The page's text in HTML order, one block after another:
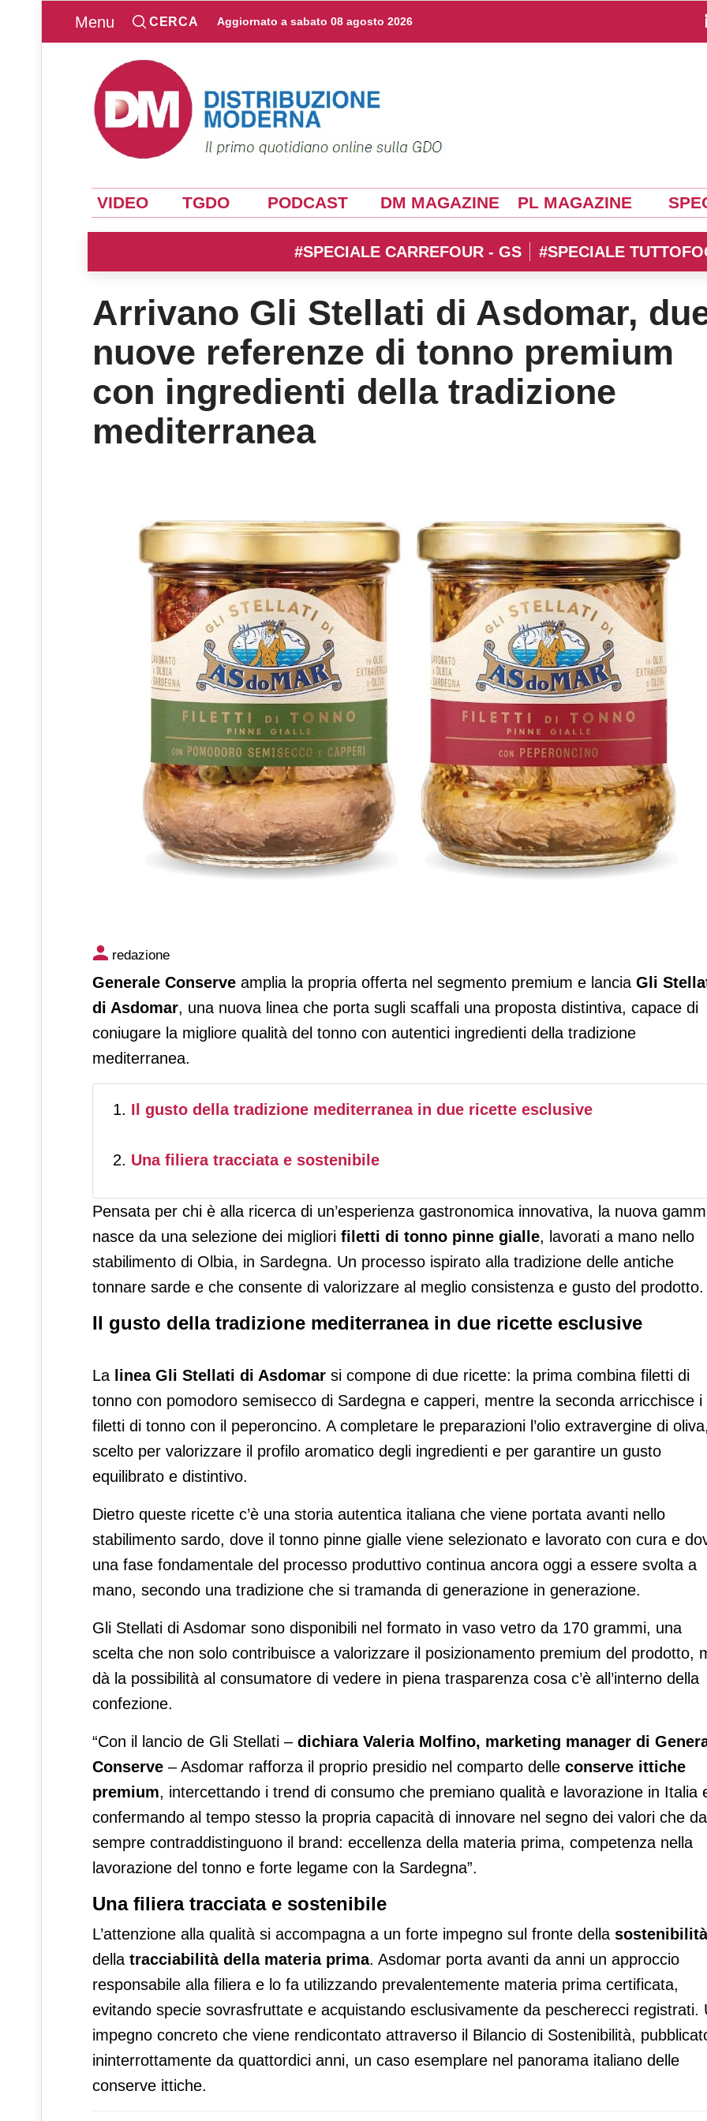
Menu CERCA Aggiornato a sabato 08 agosto 2026
VIDEO TGDO PODCAST DM MAGAZINE PL MAGAZINE
#SPECIALE CARREFOUR - GS #SPECIALE
Arrivano Gli Stellati di Asdomar,
nuove referenze di tonno premium
con ingredienti della tradizione
mediterranea
Arrivano Gli Stellati di Asdomar, due nuove referenze di tonno
premium con ingredienti della tradizione mediterranea
redazione
Generale Conserve amplia la propria offerta nel segmento premium e lancia Gli
di Asdomar, una nuova linea che porta sugli scaffali una proposta distintiva, capace di
coniugare la migliore qualità del tonno con autentici ingredienti della tradizione
mediterranea.
Il gusto della tradizione mediterranea in due ricette esclusive
Una filiera tracciata e sostenibile
Pensata per chi è alla ricerca di un’esperienza gastronomica innovativa, la nuova
nasce da una selezione dei migliori filetti di tonno pinne gialle, lavorati a mano nello
stabilimento di Olbia, in Sardegna. Un processo ispirato alla tradizione delle antiche
tonnare sarde e che consente di valorizzare al meglio consistenza e gusto del prodotto.
Il gusto della tradizione mediterranea in due ricette esclusive
La linea Gli Stellati di Asdomar si compone di due ricette: la prima combina filetti di
tonno con pomodoro semisecco di Sardegna e capperi, mentre la seconda arricchisce i
filetti di tonno con il peperoncino. A completare le preparazioni l’olio extravergine di
scelto per valorizzare il profilo aromatico degli ingredienti e per garantire un gusto
equilibrato e distintivo.
Dietro queste ricette c’è una storia autentica italiana che viene portata avanti nello
stabilimento sardo, dove il tonno pinne gialle viene selezionato e lavorato con cura e
una fase fondamentale del processo produttivo continua ancora oggi a essere svolta a
mano, secondo una tradizione che si tramanda di generazione in generazione.
Gli Stellati di Asdomar sono disponibili nel formato in vaso vetro da 170 grammi, una
scelta che non solo contribuisce a valorizzare il posizionamento premium del prodotto,
dà la possibilità al consumatore di vedere in piena trasparenza cosa c’è all’interno della
confezione.
“Con il lancio de Gli Stellati – dichiara Valeria Molfino, marketing manager di
Conserve – Asdomar rafforza il proprio presidio nel comparto delle conserve ittiche
premium, intercettando i trend di consumo che premiano qualità e lavorazione in Italia
confermando al tempo stesso la propria capacità di innovare nel segno dei valori che da
sempre contraddistinguono il brand: eccellenza della materia prima, competenza nella
lavorazione del tonno e forte legame con la Sardegna”.
Una filiera tracciata e sostenibile
L’attenzione alla qualità si accompagna a un forte impegno sul fronte della sostenibilità
della tracciabilità della materia prima. Asdomar porta avanti da anni un approccio
responsabile alla filiera e lo fa utilizzando prevalentemente materia prima certificata,
evitando specie sovrasfruttate e acquistando esclusivamente da pescherecci registrati.
impegno concreto che viene rendicontato attraverso il Bilancio di Sostenibilità,
ininterrottamente da quattordici anni, un caso esemplare nel panorama italiano delle
conserve ittiche.